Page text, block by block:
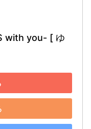
with you- [ ゆ